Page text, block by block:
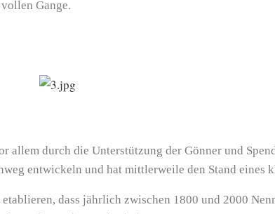
Gange.
allem durch die Unterstützung der Gönner und
entwickeln und hat mittlerweile den Stand eines
dass jährlich zwischen 1800 und 2000